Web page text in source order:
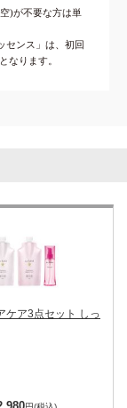
)が不要な方は単
センス」は、初回
なります。
ケア3点セット しっ